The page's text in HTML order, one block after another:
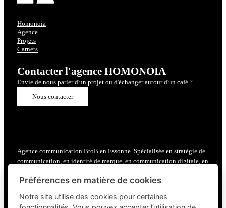
Homonoia
Agence
Projets
Carnets
Contacter l'agence HOMONOIA
Envie de nous parler d'un projet ou d'échanger autour d'un café ?
Nous contacter
Agence communication BtoB en Essonne. Spécialisée en stratégie de
communication, en identité de marque, en communication digitale, en
entreprises et PME de Paris et Ile de France pour renforcer leur
marque forte.
Préférences en matière de cookies
Notre site utilise des cookies pour certaines